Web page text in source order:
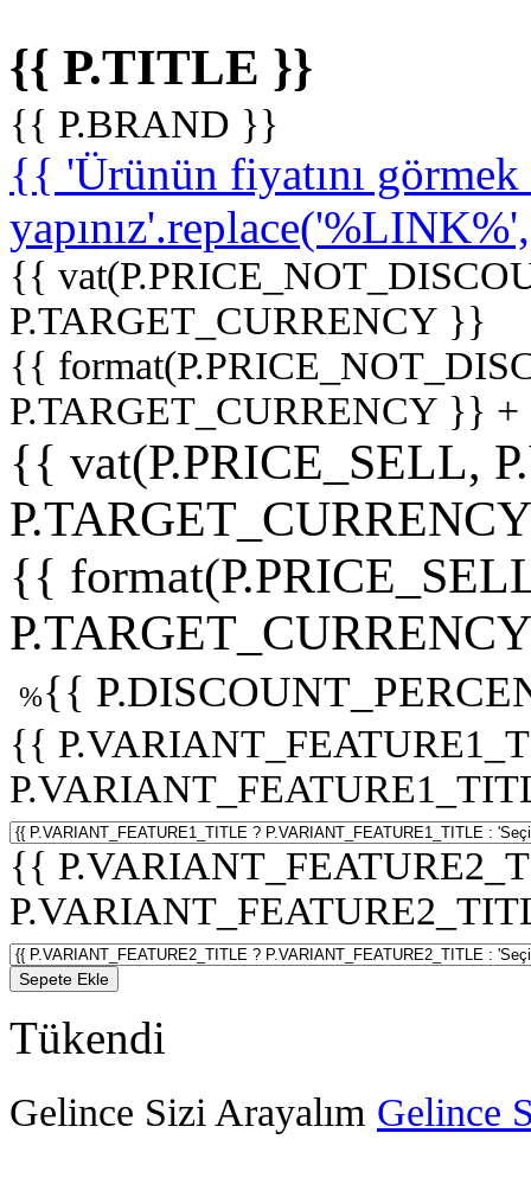
{{ P.TITLE }}
{{ P.BRAND }}
{{ 'Ürünün fiyatını
{{
P.TARGET_CURRENCY }}
{{
P.TARGET_CURRENCY }}
{{ vat(P.PRICE_SELL,
{{
%{{
{{
{{
Sepete Ekle
Tükendi
Gelince Sizi Arayalım Gelince